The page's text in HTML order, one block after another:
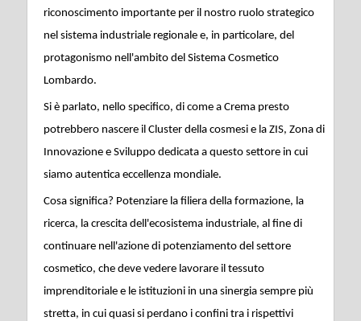
riconoscimento importante per il nostro ruolo strategico
nel sistema industriale regionale e, in particolare, del
protagonismo nell'ambito del Sistema Cosmetico
Lombardo.
Si è parlato, nello specifico, di come a Crema presto
potrebbero nascere il Cluster della cosmesi e la ZIS, Zona di
Innovazione e Sviluppo dedicata a questo settore in cui
siamo autentica eccellenza mondiale.
Cosa significa? Potenziare la filiera della formazione, la
ricerca, la crescita dell'ecosistema industriale, al fine di
continuare nell'azione di potenziamento del settore
cosmetico, che deve vedere lavorare il tessuto
imprenditoriale e le istituzioni in una sinergia sempre più
stretta, in cui quasi si perdano i confini tra i rispettivi